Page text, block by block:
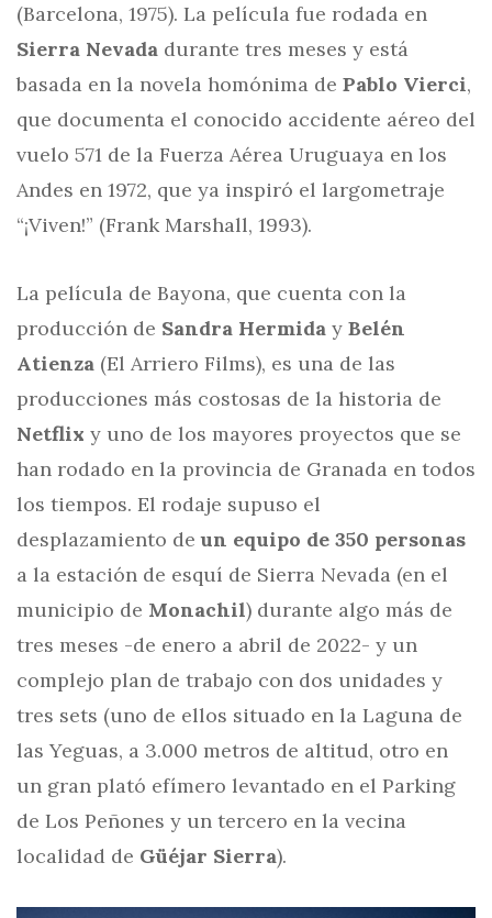
(Barcelona, 1975). La película fue rodada en
Sierra Nevada durante tres meses y está
basada en la novela homónima de Pablo Vierci,
que documenta el conocido accidente aéreo del
vuelo 571 de la Fuerza Aérea Uruguaya en los
Andes en 1972, que ya inspiró el largometraje
“¡Viven!” (Frank Marshall, 1993).
La película de Bayona, que cuenta con la
producción de Sandra Hermida y Belén
Atienza (El Arriero Films), es una de las
producciones más costosas de la historia de
Netflix y uno de los mayores proyectos que se
han rodado en la provincia de Granada en todos
los tiempos. El rodaje supuso el
desplazamiento deun equipo de 350 personas
a la estación de esquí de Sierra Nevada (en el
municipio de Monachil) durante algo más de
tres meses -de enero a abril de 2022- y un
complejo plan de trabajo con dos unidades y
tres sets (uno de ellos situado en la Laguna de
las Yeguas, a 3.000 metros de altitud, otro en
un gran plató efímero levantado en el Parking
de Los Peñones y un tercero en la vecina
localidad de Güéjar Sierra).